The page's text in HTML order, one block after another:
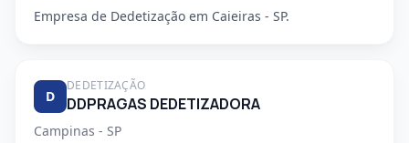
Empresa de Dedetização em Caieiras - SP.
D
DEDETIZAÇÃO
DDPRAGAS DEDETIZADORA
Campinas - SP